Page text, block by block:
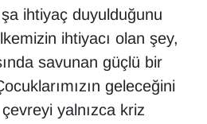
ihtiyaç duyulduğunu
ihtiyacı olan şey,
savunan güçlü bir
geleceğini
yalnızca kriz